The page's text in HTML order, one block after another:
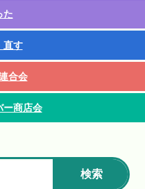
た
直す
合会
ー商店会
検索